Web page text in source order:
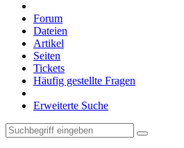
Forum
Dateien
Artikel
Seiten
Tickets
Häufig gestellte Fragen
Erweiterte Suche